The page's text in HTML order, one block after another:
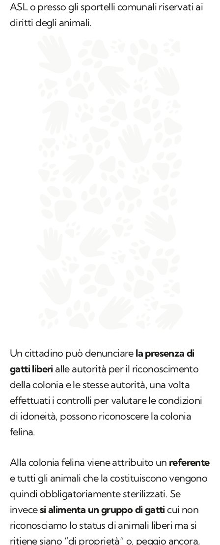
ASL o presso gli sportelli comunali riservati ai
diritti degli animali.
Un cittadino può denunciare la presenza di
gatti liberi alle autorità per il riconoscimento
della colonia e le stesse autorità, una volta
effettuati i controlli per valutare le condizioni
di idoneità, possono riconoscere la colonia
felina.
Alla colonia felina viene attribuito un referente
e tutti gli animali che la costituiscono vengono
quindi obbligatoriamente sterilizzati. Se
invecesi alimenta un gruppo di gatti cui non
riconosciamo lo status di animali liberi ma si
ritiene siano “di proprietà” o, peggio ancora,